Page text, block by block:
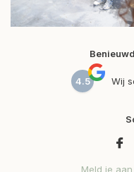
4.5 Wij
Meld je